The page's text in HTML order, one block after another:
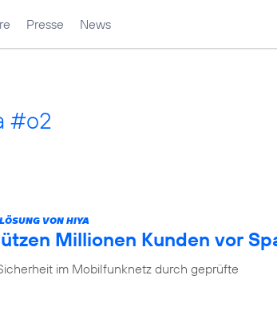
Presse News
#o2
VON HIYA
Millionen Kunden vor
im Mobilfunknetz durch geprüfte